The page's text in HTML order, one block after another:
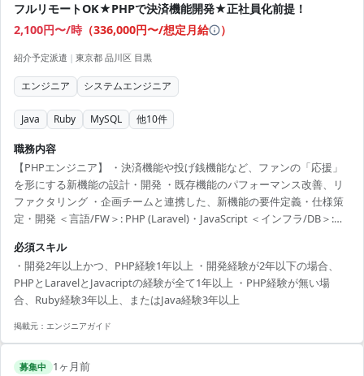
フルリモートOK★PHPで決済機能開発★正社員化前提！
2,100円〜/時（336,000円〜/想定月給 ）
紹介予定派遣 | 東京都 品川区 目黒
エンジニア システムエンジニア
Java Ruby MySQL 他10件
職務内容
【PHPエンジニア】 ・決済機能や投げ銭機能など、ファンの「応援」
を形にする新機能の設計・開発 ・既存機能のパフォーマンス改善、リ
ファクタリング ・企画チームと連携した、新機能の要件定義・仕様策
定・開発 ＜言語/FW＞: PHP (Laravel)・JavaScript ＜インフラ/DB＞:
Git・JIRA・Slack 《開発・作業環境》 ・MacBook Pro、大型モニター
を支給 ・スクラム開発 【担当製品】 PHPエンジニア
必須スキル
・開発2年以上かつ、PHP経験1年以上 ・開発経験が2年以下の場合、
PHPとLaravelとJavacriptの経験が全て1年以上 ・PHP経験が無い場
合、Ruby経験3年以上、またはJava経験3年以上
掲載元： エンジニアガイド
募集中 1ヶ月前